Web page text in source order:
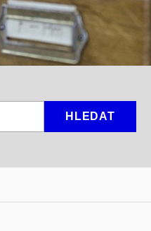
HLEDAT